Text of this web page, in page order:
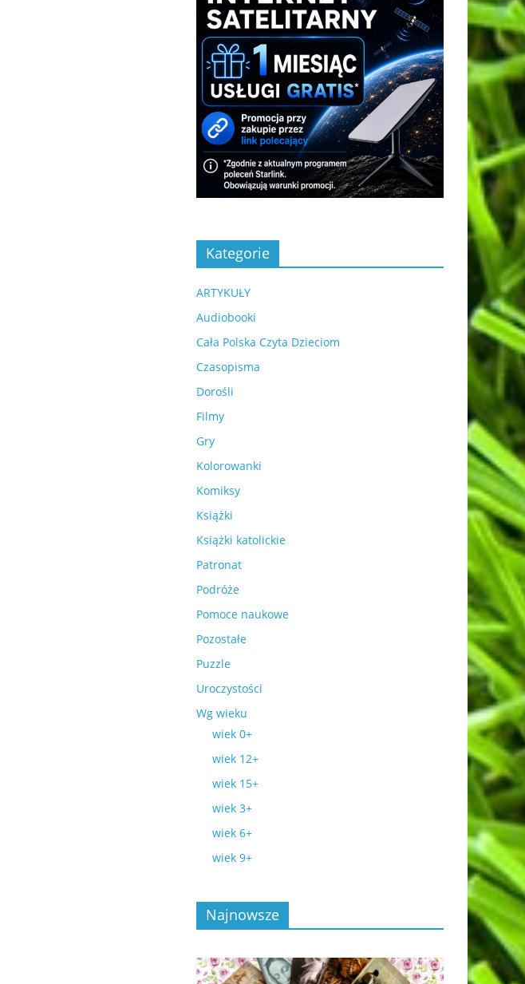
Kategorie
ARTYKUŁY
Audiobooki
Cała Polska Czyta Dzieciom
Czasopisma
Dorośli
Filmy
Gry
Kolorowanki
Komiksy
Książki
Książki katolickie
Patronat
Podróże
Pomoce naukowe
Pozostałe
Puzzle
Uroczystości
Wg wieku
wiek 0+
wiek 12+
wiek 15+
wiek 3+
wiek 6+
wiek 9+
Najnowsze